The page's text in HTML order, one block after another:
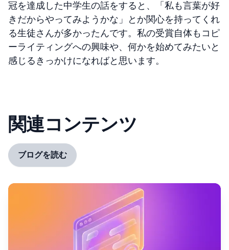
冠を達成した中学生の話をすると、「私も言葉が好
きだからやってみようかな」とか関心を持ってくれ
る生徒さんが多かったんです。私の受賞自体もコピ
ーライティングへの興味や、何かを始めてみたいと
感じるきっかけになればと思います。
関連コンテンツ
ブログを読む